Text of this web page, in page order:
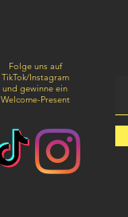
Folge uns auf
TikTok/Instagram
und gewinne ein
Welcome-Present